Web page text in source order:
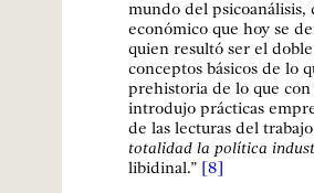
mundo del
económico que hoy se
quien resultó ser el
conceptos básicos de lo
prehistoria de lo que
introdujo prácticas
de las lecturas del
totalidad la política
libidinal.” [8]